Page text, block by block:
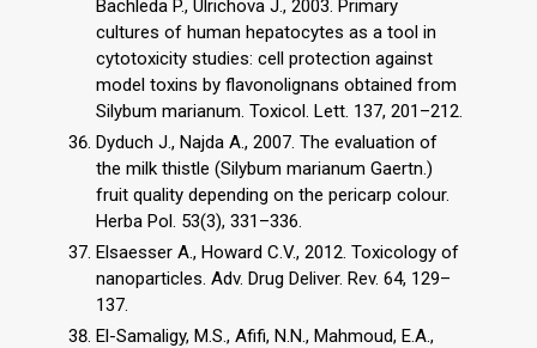
Bachleda P., Ulrichova J., 2003. Primary
cultures of human hepatocytes as a tool in
cytotoxicity studies: cell protection against
model toxins by flavonolignans obtained from
Silybum marianum. Toxicol. Lett. 137, 201–212.
Dyduch J., Najda A., 2007. The evaluation of
the milk thistle (Silybum marianum Gaertn.)
fruit quality depending on the pericarp colour.
Herba Pol. 53(3), 331–336.
Elsaesser A., Howard C.V., 2012. Toxicology of
nanoparticles. Adv. Drug Deliver. Rev. 64, 129–
137.
El-Samaligy, M.S., Afifi, N.N., Mahmoud, E.A.,